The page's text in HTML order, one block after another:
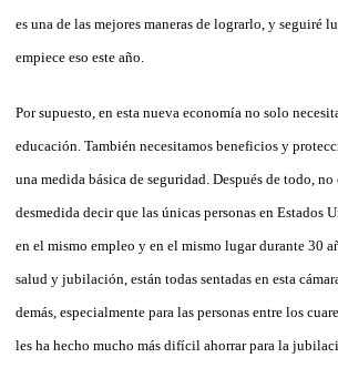
es una de las mejores maneras de lograrlo, y seguiré
empiece eso este año.
Por supuesto, en esta nueva economía no solo
educación. También necesitamos beneficios y
una medida básica de seguridad. Después de todo, no
desmedida decir que las únicas personas en Estados
en el mismo empleo y en el mismo lugar durante 30
salud y jubilación, están todas sentadas en esta
demás, especialmente para las personas entre los
les ha hecho mucho más difícil ahorrar para la